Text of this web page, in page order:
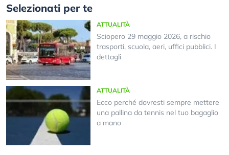
Selezionati per te
ATTUALITÀ
Sciopero 29 maggio 2026, a rischio
trasporti, scuola, aeri, uffici pubblici. I
dettagli
ATTUALITÀ
Ecco perché dovresti sempre mettere
una pallina da tennis nel tuo bagaglio
a mano